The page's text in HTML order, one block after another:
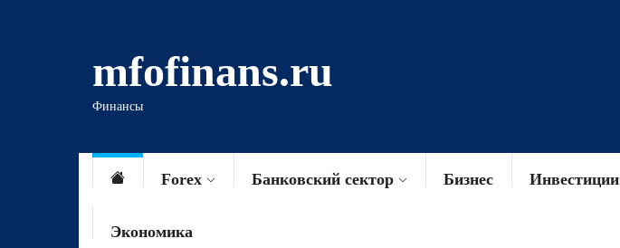
mfofinans.ru
Финансы
Forex Банковский сектор Бизнес Инвестиции
Экономика